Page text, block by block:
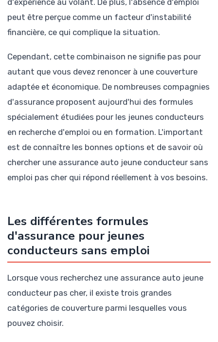
peut être perçue comme un facteur d'instabilité
financière, ce qui complique la situation.
Cependant, cette combinaison ne signifie pas pour
autant que vous devez renoncer à une couverture
adaptée et économique. De nombreuses compagnies
d'assurance proposent aujourd'hui des formules
spécialement étudiées pour les jeunes conducteurs
en recherche d'emploi ou en formation. L'important
est de connaître les bonnes options et de savoir où
chercher une assurance auto jeune conducteur sans
emploi pas cher qui répond réellement à vos besoins.
Les différentes formules
d'assurance pour jeunes
conducteurs sans emploi
Lorsque vous recherchez une assurance auto jeune
conducteur pas cher, il existe trois grandes
catégories de couverture parmi lesquelles vous
pouvez choisir.